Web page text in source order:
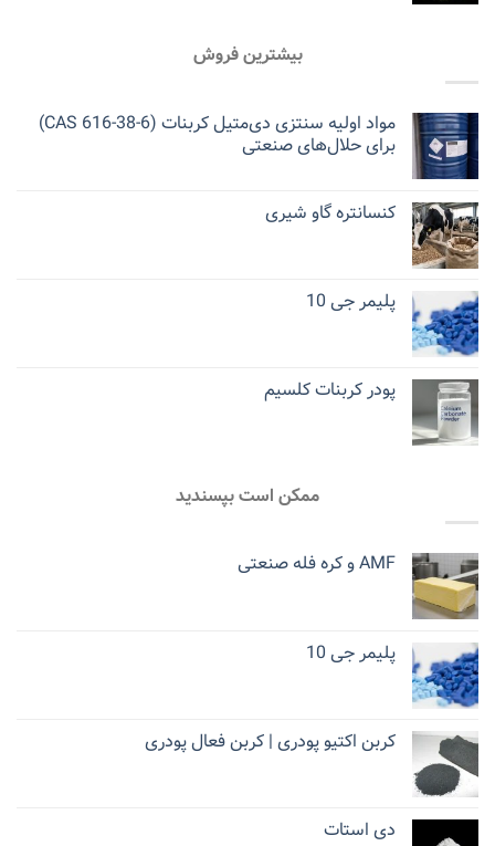
بیشترین فروش
مواد اولیه سنتزی دی‌متیل کربنات (CAS 616-38-6)
برای حلال‌های صنعتی
کنسانتره گاو شیری
پلیمر جی 10
پودر کربنات کلسیم
ممکن است بپسندید
AMF و کره فله صنعتی
پلیمر جی 10
کربن اکتیو پودری | کربن فعال پودری
دی استات